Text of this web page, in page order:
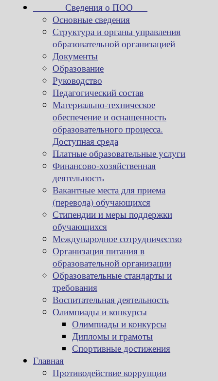
Сведения о ПОО
Основные сведения
Структура и органы управления
образовательной организацией
Документы
Образование
Руководство
Педагогический состав
Материально-техническое
обеспечение и оснащенность
образовательного процесса.
Доступная среда
Платные образовательные услуги
Финансово-хозяйственная
деятельность
Вакантные места для приема
(перевода) обучающихся
Стипендии и меры поддержки
обучающихся
Международное сотрудничество
Организация питания в
образовательной организации
Образовательные стандарты и
требования
Воспитательная деятельность
Олимпиады и конкурсы
Олимпиады и конкурсы
Дипломы и грамоты
Спортивные достижения
Главная
Противодействие коррупции